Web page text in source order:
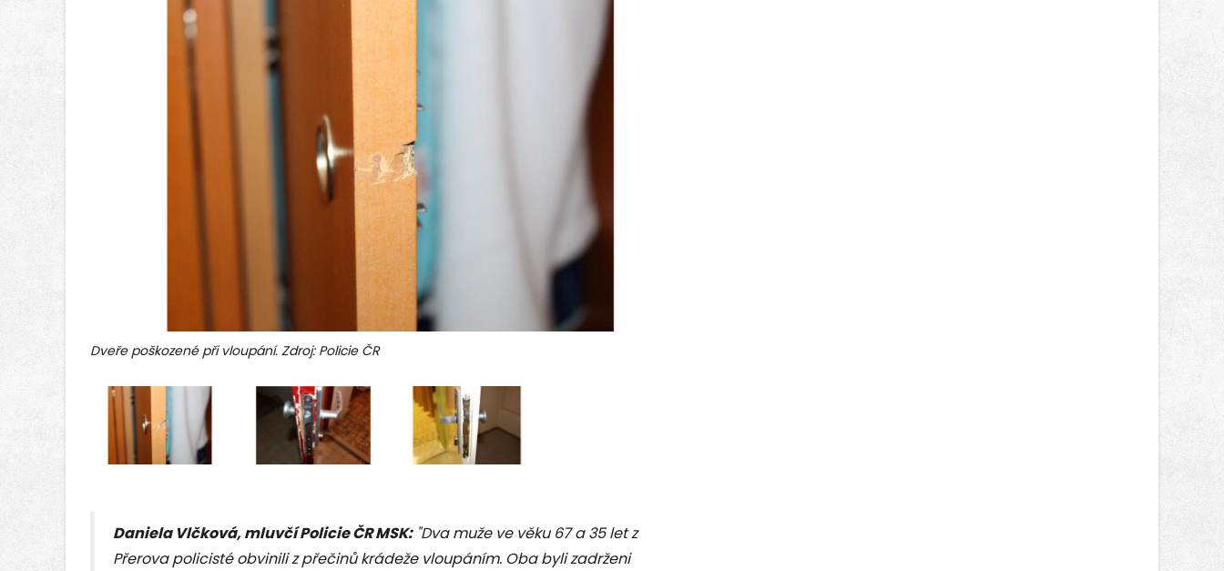
Dveře poškozené při vloupání. Zdroj: Policie ČR
Daniela Vlčková, mluvčí Policie ČR MSK:"Dva muže ve věku 67 a 35 let z
Přerova policisté obvinili z přečinů krádeže vloupáním. Oba byli zadrženi